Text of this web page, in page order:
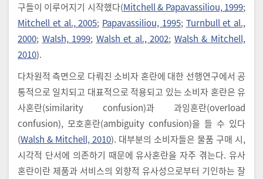
구들이 이루어지기 시작했다(Mitchell & Papavassiliou, 1999;
Mitchell et al., 2005; Papavassiliou, 1995; Turnbull et al.,
2000; Walsh, 1999; Walsh et al., 2002; Walsh & Mitchell,
2010).
다차원적 측면으로 다뤄진 소비자 혼란에 대한 선행연구에서 공
통적으로 일치되고 대표적으로 적용되고 있는 소비자 혼란은 유
사혼란(similarity confusion)과 과잉혼란(overload
confusion), 모호혼란(ambiguity confusion)을 들 수 있다
(Walsh & Mitchell, 2010). 대부분의 소비자들은 물품 구매 시,
시각적 단서에 의존하기 때문에 유사혼란을 자주 겪는다. 유사
혼란이란 제품과 서비스의 외향적 유사성으로부터 기인하는 잘